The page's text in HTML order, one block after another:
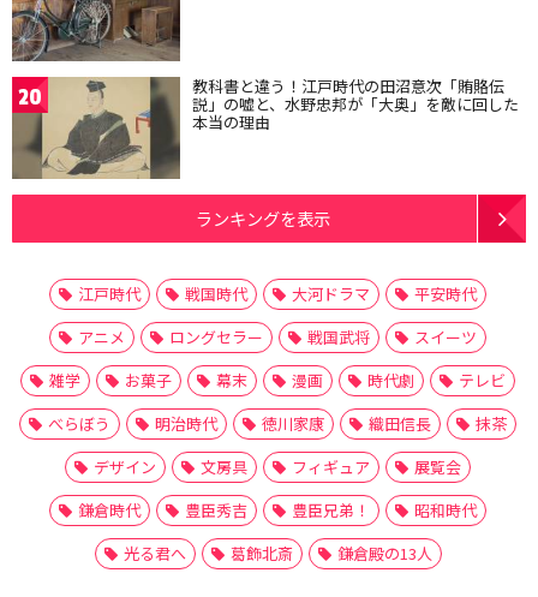
20 教科書と違う！江戸時代の田沼意次「賄賂伝
説」の嘘と、水野忠邦が「大奥」を敵に回した
本当の理由
ランキングを表示
江戸時代 戦国時代 大河ドラマ
平安時代
アニメ
ロングセラー 戦国武将
スイーツ
雑学
お菓子 幕末 漫画 時代劇
テレビ
べらぼう
明治時代 徳川家康 織田信長
抹茶
デザイン
文房具 フィギュア
展覧会
鎌倉時代
豊臣秀吉 豊臣兄弟！
昭和時代
光る君へ
葛飾北斎 鎌倉殿の13人